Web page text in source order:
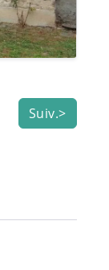
Suiv.>